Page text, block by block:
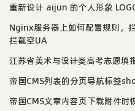
重新设计 aijun 的个人形象
Nginx服务器上如何配置规则，
拦截空UA
江苏省美术与设计类高考志愿填
帝国CMS列表的分页导航标签
帝国CMS文章内容页下载附件时